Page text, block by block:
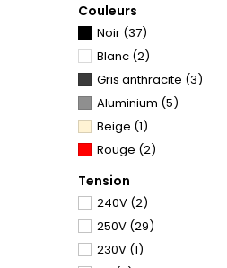
Couleurs
Noir (37)
Blanc (2)
Gris anthracite (3)
Aluminium (5)
Beige (1)
Rouge (2)
Tension
240V (2)
250V (29)
230V (1)